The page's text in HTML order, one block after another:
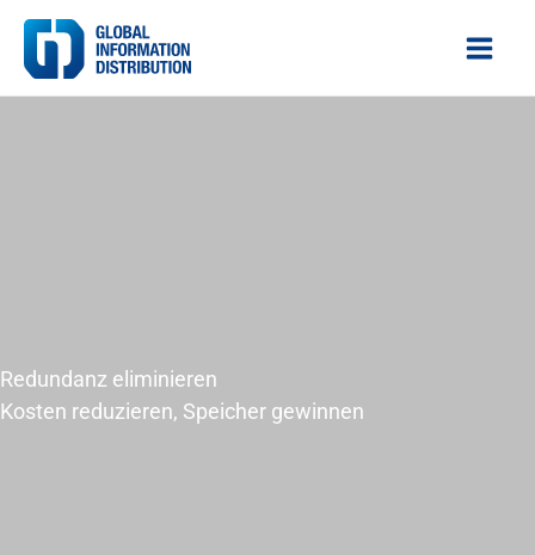
Zum
Inhalt
springen
Redundanz eliminieren
Kosten reduzieren, Speicher gewinnen